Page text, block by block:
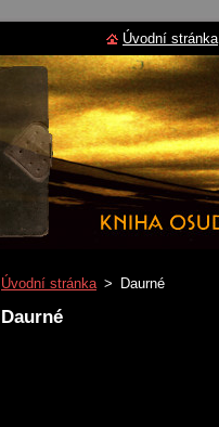
Úvodní stránka > Daurné
Daurné
Úvodní stránka